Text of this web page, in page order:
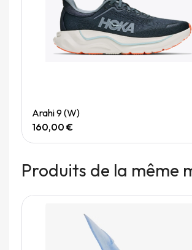
Arahi 9 (W)
160,00 €
Produits de la même